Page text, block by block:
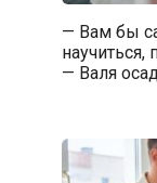
— Вам бы
— Валя